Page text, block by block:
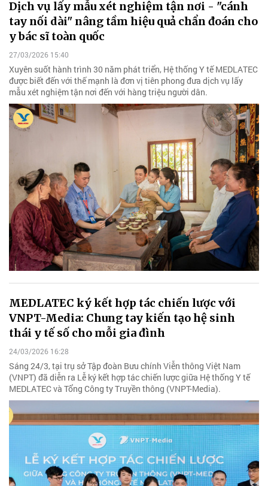
Dịch vụ lấy mẫu xét nghiệm tận nơi - "cánh
tay nối dài" nâng tầm hiệu quả chẩn đoán cho
y bác sĩ toàn quốc
27/03/2026 15:40
Xuyên suốt hành trình 30 năm phát triển, Hệ thống Y tế MEDLATEC
được biết đến với thế mạnh là đơn vị tiên phong đưa dịch vụ lấy
mẫu xét nghiệm tận nơi đến với hàng triệu người dân.
MEDLATEC ký kết hợp tác chiến lược với
VNPT-Media: Chung tay kiến tạo hệ sinh
thái y tế số cho mỗi gia đình
24/03/2026 16:28
Sáng 24/3, tại trụ sở Tập đoàn Bưu chính Viễn thông Việt Nam
(VNPT) đã diễn ra Lễ ký kết hợp tác chiến lược giữa Hệ thống Y tế
MEDLATEC và Tổng Công ty Truyền thông (VNPT-Media).